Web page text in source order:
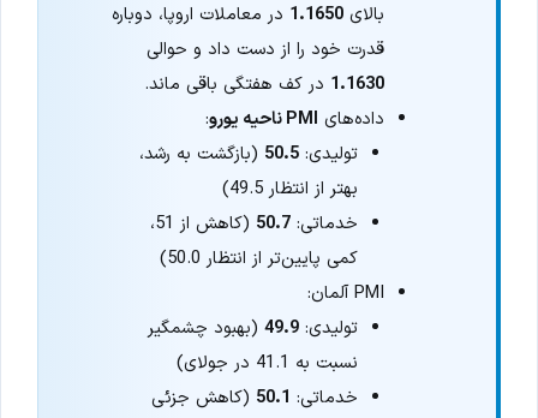
بالای1.1650 در معاملات اروپا، دوباره
قدرت خود را از دست داد و حوالی
1.1630 در کف هفتگی باقی ماند.
داده‌های PMI ناحیه یورو
:
تولیدی:50.5 (بازگشت به رشد،
بهتر از انتظار 49.5)
خدماتی:50.7
(کاهش از 51،
کمی پایین‌تر از انتظار 50.0)
PMI آلمان:
تولیدی:49.9 (بهبود چشمگیر
نسبت به 41.1 در جولای)
خدماتی: 50.1 (کاهش جزئی